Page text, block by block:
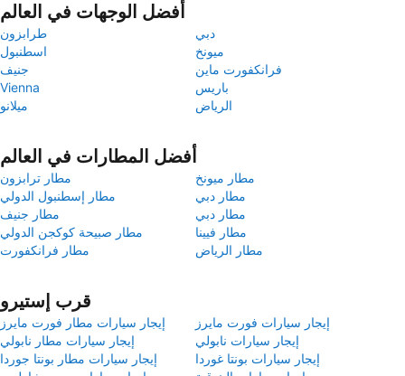
أفضل الوجهات في العالم
طرابزون
دبي
اسطنبول
ميونخ
جنيف
فرانكفورت ماين
Vienna
باريس
ميلانو
الرياض
أفضل المطارات في العالم
مطار ترابزون
مطار ميونخ
مطار إسطنبول الدولي
مطار دبي
مطار جنيف
مطار دبي
مطار صبيحة كوكجن الدولي
مطار فيينا
مطار فرانكفورت
مطار الرياض
قرب إستيرو
إيجار سيارات مطار فورت مايرز
إيجار سيارات فورت مايرز
إيجار سيارات مطار نابولي
إيجار سيارات نابولي
إيجار سيارات مطار بونتا جوردا
إيجار سيارات بونتا غوردا